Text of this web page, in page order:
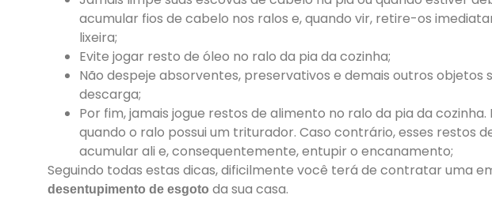
acumular fios de cabelo nos ralos e, quando vir, retire-os
lixeira;
Evite jogar resto de óleo no ralo da pia da cozinha;
Não despeje absorventes, preservativos e demais outros objetos
descarga;
Por fim, jamais jogue restos de alimento no ralo da pia da cozinha.
quando o ralo possui um triturador. Caso contrário, esses restos
acumular ali e, consequentemente, entupir o encanamento;
Seguindo todas estas dicas, dificilmente você terá de contratar uma
desentupimento de esgoto da sua casa.